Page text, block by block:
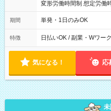
変形労働時間制 想定労働時間170時間/
10/26 全日共通 08：00～
～9/19のみ下記シフトもあ
00
期間 単発・1日のみOK
特徴 日払いOK / 副業・Wワー
気になる！ 応